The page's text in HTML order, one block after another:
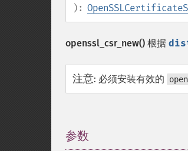
):
openssl_csr_new() 根据
注意: 必须安装有效的
参数